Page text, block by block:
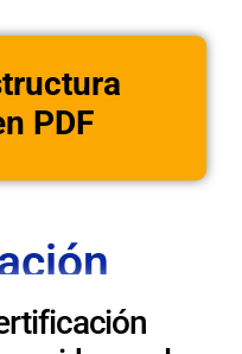
PDF